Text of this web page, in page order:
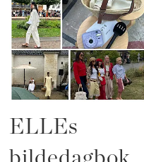
ELLEs